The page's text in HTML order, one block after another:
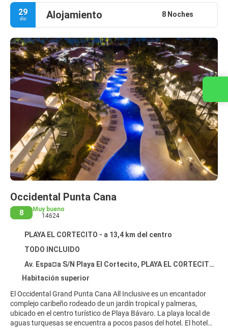
29
dic Alojamiento 8 Noches
Occidental Punta Cana
8
Muy bueno
14624
PLAYA EL CORTECITO - a 13,4 km del centro
TODO INCLUIDO
Av. Espa¤a S/N Playa El Cortecito, PLAYA EL CORTECITO 33126
Habitación superior
El Occidental Grand Punta Cana All Inclusive es un encantador
complejo caribeño rodeado de un jardín tropical y palmeras,
ubicado en el centro turístico de Playa Bávaro. La playa local de
aguas turquesas se encuentra a pocos pasos del hotel. El hotel
Contacta con nosotros